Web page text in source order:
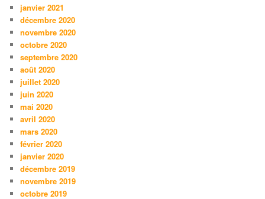
janvier 2021
décembre 2020
novembre 2020
octobre 2020
septembre 2020
août 2020
juillet 2020
juin 2020
mai 2020
avril 2020
mars 2020
février 2020
janvier 2020
décembre 2019
novembre 2019
octobre 2019